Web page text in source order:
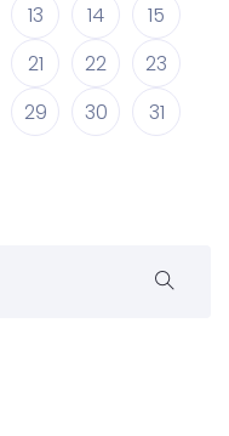
13 14
15
21 22
23
29 30
31